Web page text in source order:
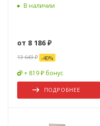
В наличии
от 8 186 ₽
13 643 ₽ -40%
+ 819 ₽ бонус
ПОДРОБНЕЕ